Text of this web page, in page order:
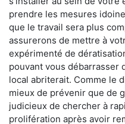
prendre les mesures
que le travail sera plus
assurerons de mettre à
expérimenté de
pouvant vous débarrasser
local abriterait. Comme le
mieux de prévenir que de
judicieux de chercher à
prolifération après avoir